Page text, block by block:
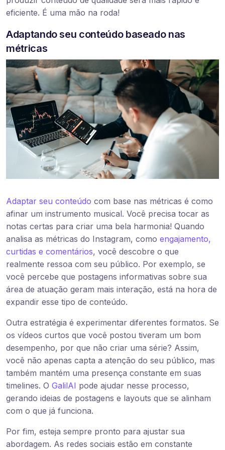
eficiente. É uma mão na roda!
Adaptando seu conteúdo baseado nas
métricas
Adaptar seu conteúdo com base nas métricas é como
afinar um instrumento musical. Você precisa tocar as
notas certas para criar uma bela harmonia! Quando
analisa as métricas do Instagram, como engajamento,
curtidas e comentários, você descobre o que
realmente ressoa com seu público. Por exemplo, se
você percebe que postagens informativas sobre sua
área de atuação geram mais interação, está na hora de
expandir esse tipo de conteúdo.
Outra estratégia é experimentar diferentes formatos. Se
os vídeos curtos que você postou tiveram um bom
desempenho, por que não criar uma série? Assim,
você não apenas capta a atenção do seu público, mas
também mantém uma presença constante em suas
timelines. O GalilAI pode ajudar nesse processo,
gerando ideias de postagens e layouts que se alinham
com o que já funciona.
Por fim, esteja sempre pronto para ajustar sua
abordagem. As redes sociais estão em constante